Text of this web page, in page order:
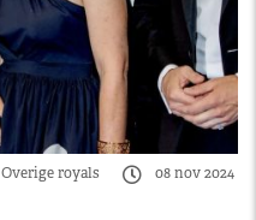
Overige royals
08 nov 2024